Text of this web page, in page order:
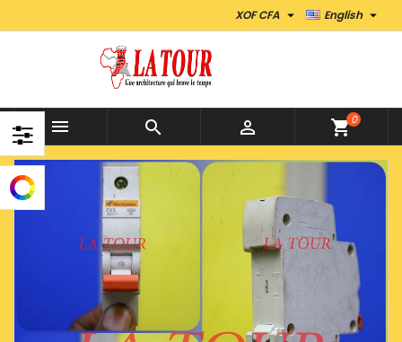
English 
XOF CFA 
   shopping_cart0